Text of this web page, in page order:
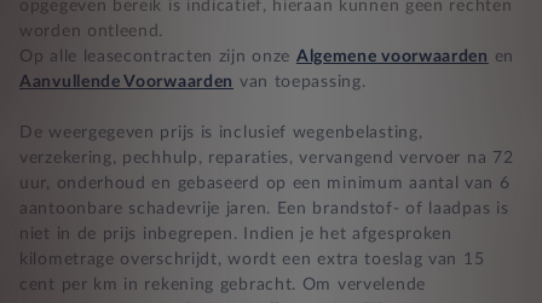
Zekerheid bij klachten
opgegeven bereik is indicatief, hieraan kunnen geen rechten
worden ontleend.
Op alle leasecontracten zijn onze Algemene voorwaarden en
Aanvullende Voorwaarden van toepassing.
De weergegeven prijs is inclusief wegenbelasting,
verzekering, pechhulp, reparaties, vervangend vervoer na 72
uur, onderhoud en gebaseerd op een minimum aantal van 6
aantoonbare schadevrije jaren. Een brandstof- of laadpas is
niet in de prijs inbegrepen. Indien je het afgesproken
kilometrage overschrijdt, wordt een extra toeslag van 15
cent per km in rekening gebracht. Om vervelende